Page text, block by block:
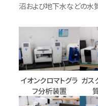
沼および地下水などの水
イオンクロマトグラ
フ分析装置
ガス